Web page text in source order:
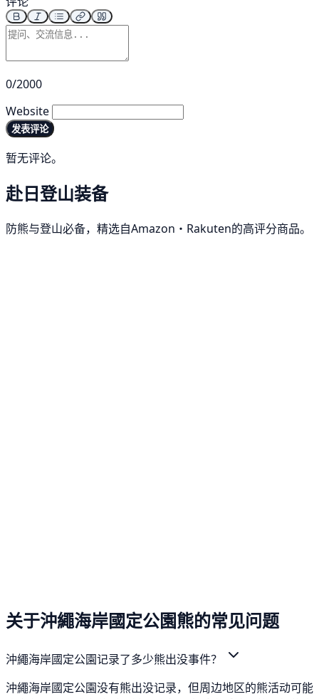
0/2000
Website
发表评论
暂无评论。
赴日登山装备
防熊与登山必备，精选自Amazon・Rakuten的高评分商品。
关于沖繩海岸國定公園熊的常见问题
沖繩海岸國定公園记录了多少熊出没事件？
沖繩海岸國定公園没有熊出没记录，但周边地区的熊活动可能